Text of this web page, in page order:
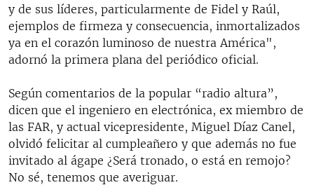
y de sus líderes, particularmente de Fidel y Raúl,
ejemplos de firmeza y consecuencia, inmortalizados
ya en el corazón luminoso de nuestra América",
adornó la primera plana del periódico oficial.
Según comentarios de la popular “radio altura”,
dicen que el ingeniero en electrónica, ex miembro de
las FAR, y actual vicepresidente, Miguel Díaz Canel,
olvidó felicitar al cumpleañero y que además no fue
invitado al ágape ¿Será tronado, o está en remojo?
No sé, tenemos que averiguar.